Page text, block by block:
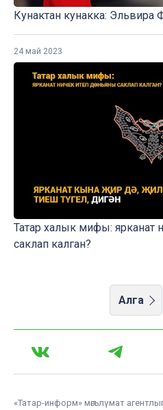
Кунактан кунакка: Эльвира
24 май 2023
Татар халык мифы: ярканат
саклап калган?
Алга
«Татар-информ» мәгълүмат